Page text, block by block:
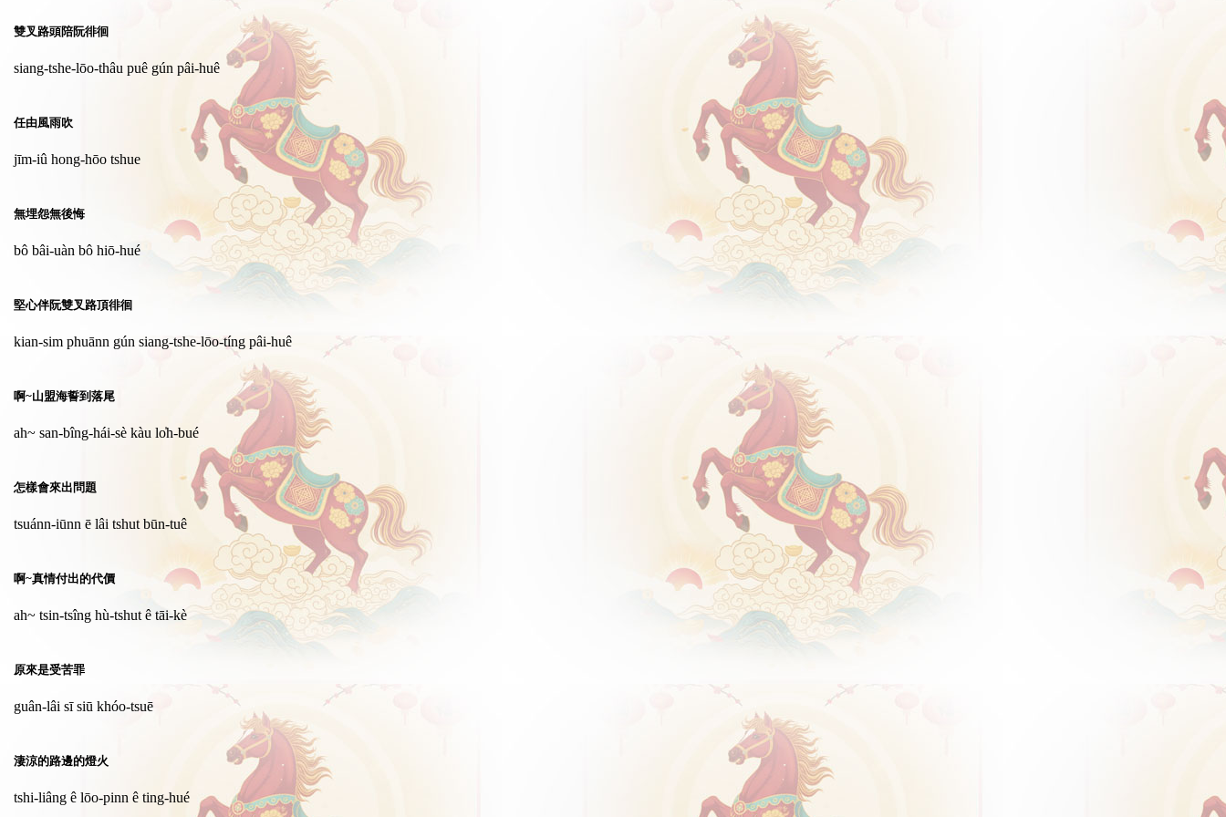
雙叉路頭陪阮徘徊
siang-tshe-lōo-thâu puê gún pâi-huê
任由風雨吹
jīm-iû hong-hōo tshue
無埋怨無後悔
bô bâi-uàn bô hiō-hué
堅心伴阮雙叉路頂徘徊
kian-sim phuānn gún siang-tshe-lōo-tíng pâi-huê
啊~山盟海誓到落尾
ah~ san-bîng-hái-sè kàu lo̍h-bué
怎樣會來出問題
tsuánn-iūnn ē lâi tshut būn-tuê
啊~真情付出的代價
ah~ tsin-tsîng hù-tshut ê tāi-kè
原來是受苦罪
guân-lâi sī siū khóo-tsuē
淒涼的路邊的燈火
tshi-liâng ê lōo-pinn ê ting-hué